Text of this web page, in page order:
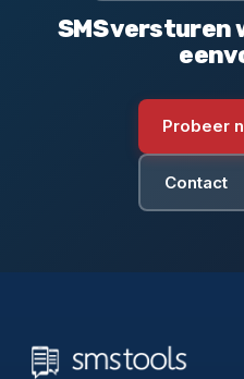
SMS versturen
Probeer
Contact